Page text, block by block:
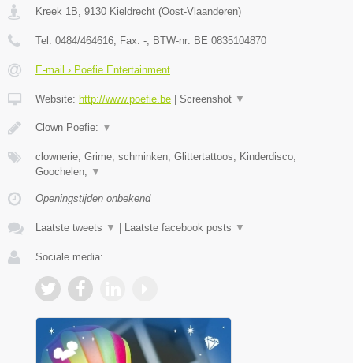
Kreek 1B, 9130 Kieldrecht (Oost-Vlaanderen)
Tel: 0484/464616, Fax: -, BTW-nr: BE 0835104870
E-mail › Poefie Entertainment
Website: http://www.poefie.be Screenshot ▼
Clown Poefie: ▼
clownerie, Grime, schminken, Glittertattoos, Kinderdisco,
Goochelen, ▼
Openingstijden onbekend
Laatste tweets ▼ Laatste facebook posts ▼
Sociale media: